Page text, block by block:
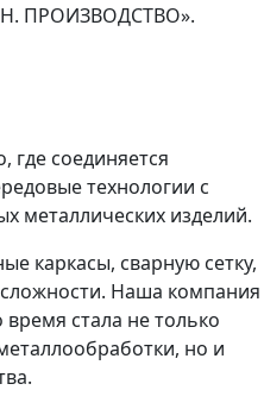
ПРОИЗВОДСТВО».
соединяется
технологии с
металлических изделий.
каркасы, сварную сетку,
Наша компания
время стала не только
но и